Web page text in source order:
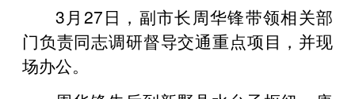
3月27日，副市长周华锋带领相关部
门负责同志调研督导交通重点项目，并现
场办公。